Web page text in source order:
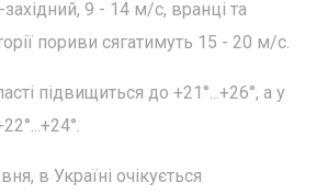
західний, 9 - 14 м/с, вранці та
пориви сягатимуть 15 - 20 м/с.
підвищиться до +21°...+26°, а у
в Україні очікується